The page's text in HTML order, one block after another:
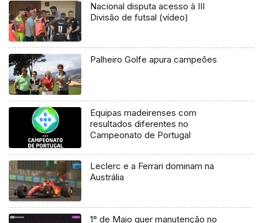
Nacional disputa acesso à III
Divisão de futsal (vídeo)
Palheiro Golfe apura campeões
Equipas madeirenses com
resultados diferentes no
Campeonato de Portugal
Leclerc e a Ferrari dominam na
Austrália
1° de Maio quer manutenção no